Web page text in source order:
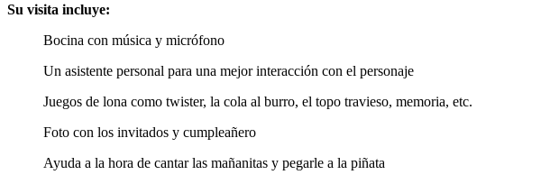
Su visita incluye:
Bocina con música y micrófono
Un asistente personal para una mejor interacción con el personaje
Juegos de lona como twister, la cola al burro, el topo travieso, memoria, etc.
Foto con los invitados y cumpleañero
Ayuda a la hora de cantar las mañanitas y pegarle a la piñata